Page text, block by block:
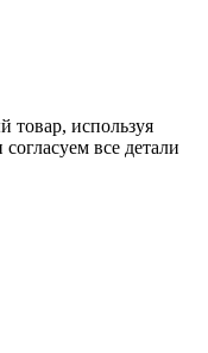
товар, используя
все детали